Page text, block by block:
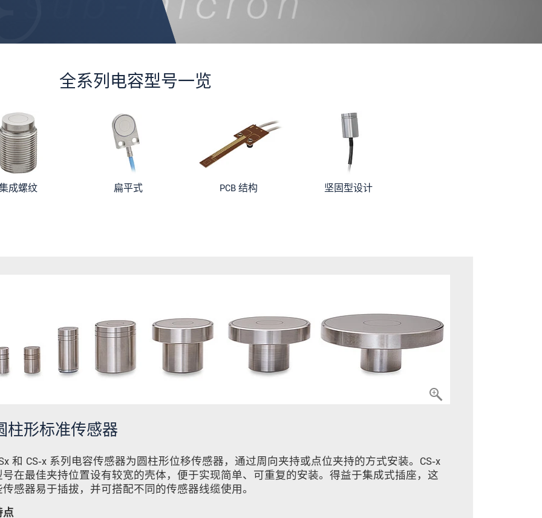
全系列电容型号一览
成螺纹 扁平式 PCB 结构 坚固型设计
柱形标准传感器
和 CS‑x 系列电容传感器为圆柱形位移传感器，通过周向夹持或点位夹持的方式安装。CS‑x
号在最佳夹持位置设有较宽的壳体，便于实现简单、可重复的安装。得益于集成式插座，这
传感器易于插拔，并可搭配不同的传感器线缆使用。
点